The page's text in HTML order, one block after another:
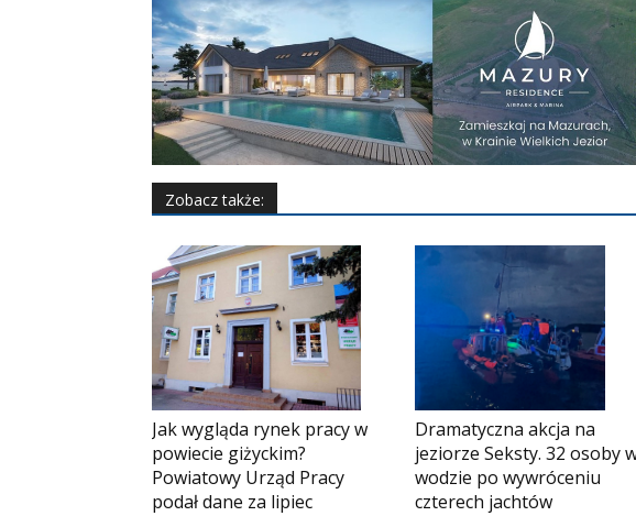
Zobacz także:
Jak wygląda rynek pracy w
powiecie giżyckim?
Powiatowy Urząd Pracy
podał dane za lipiec
Dramatyczna akcja na
jeziorze Seksty. 32 osoby
wodzie po wywróceniu
czterech jachtów